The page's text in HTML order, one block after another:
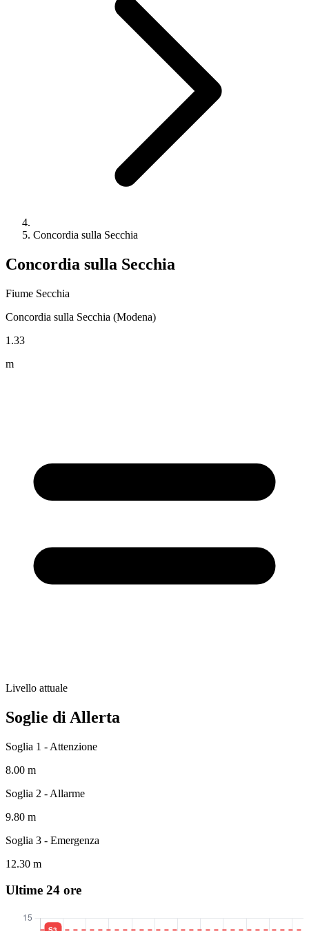
Concordia sulla Secchia
Concordia sulla Secchia
Fiume Secchia
Concordia sulla Secchia (Modena)
1.33
m
Livello attuale
Soglie di Allerta
Soglia 1 - Attenzione
8.00 m
Soglia 2 - Allarme
9.80 m
Soglia 3 - Emergenza
12.30 m
Ultime 24 ore